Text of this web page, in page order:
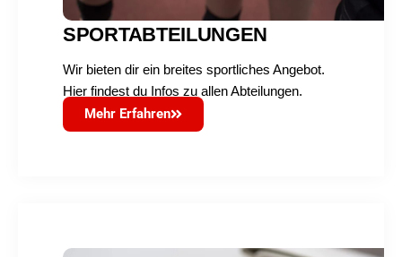
SPORTABTEILUNGEN
Wir bieten dir ein breites sportliches Angebot.
Hier findest du Infos zu allen Abteilungen.
Mehr Erfahren